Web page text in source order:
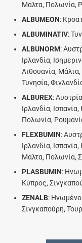
Μάλτα, Πολωνία,
ALBUMEON:
ALBUMINATIV:
ALBUNORM:
Ιρλανδία,
Λιθουανία,
Τυνησία,
ALBUREX:
Ιρλανδία,
Πολωνία,
FLEXBUMIN:
Ιρλανδία,
Μάλτα, Πολωνία,
PLASBUMIN:
Κύπρος,
ZENALB: Ηνωμένο
Σινγκαπούρη,